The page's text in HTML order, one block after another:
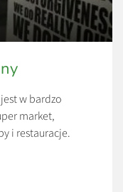
w bardzo
market,
i restauracje.
Browar Kultury,
usługowe.
Apartament o pow